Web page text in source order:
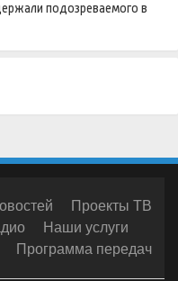
подозреваемого в
Проекты ТВ
Наши услуги
Программа передач